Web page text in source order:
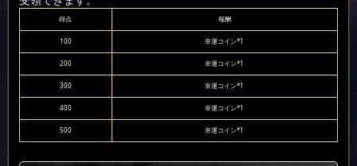
得点 報酬
100 幸運コイン*1
200 幸運コイン*1
300 幸運コイン*1
400 幸運コイン*1
500 幸運コイン*1